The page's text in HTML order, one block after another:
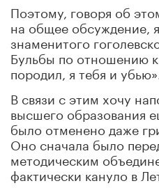
Поэтому, говоря об
на общее обсуждение,
знаменитого
Бульбы по отношению
породил, я тебя и убью».
В связи с этим хочу
высшего образования
было отменено даже
Оно сначала было
методическим
фактически кануло в